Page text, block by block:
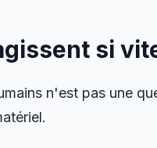
si
n'est pas une